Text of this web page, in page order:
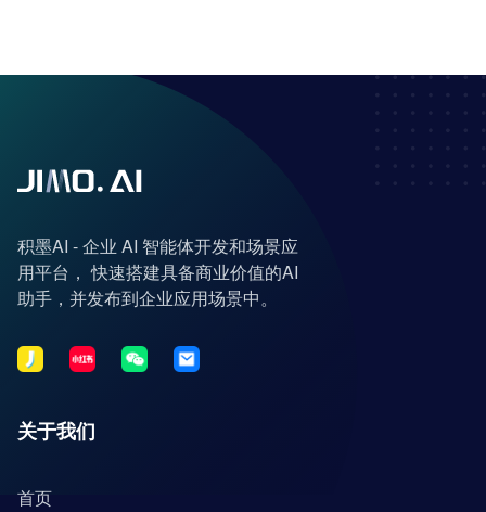
积墨AI - 企业 AI 智能体开发和场景应
用平台， 快速搭建具备商业价值的AI
助手，并发布到企业应用场景中。
关于我们
首页